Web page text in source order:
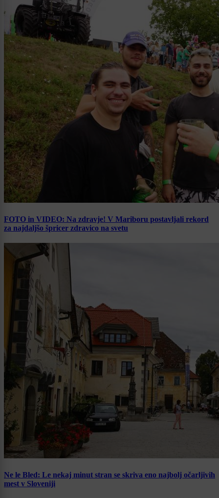
FOTO in VIDEO: Na zdravje! V Mariboru postavljali rekord
za najdaljšo špricer zdravico na svetu
Ne le Bled: Le nekaj minut stran se skriva eno najbolj očarljivih
mest v Sloveniji